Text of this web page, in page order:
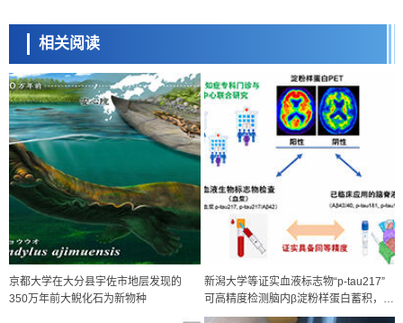
相关阅读
京都大学在大分县宇佐市地层发现的
350万年前大鲵化石为新物种
新潟大学等证实血液标志物“p-tau217”
可高精度检测脑内β淀粉样蛋白蓄积，为
低侵袭、高效率的阿尔茨海默病诊断开